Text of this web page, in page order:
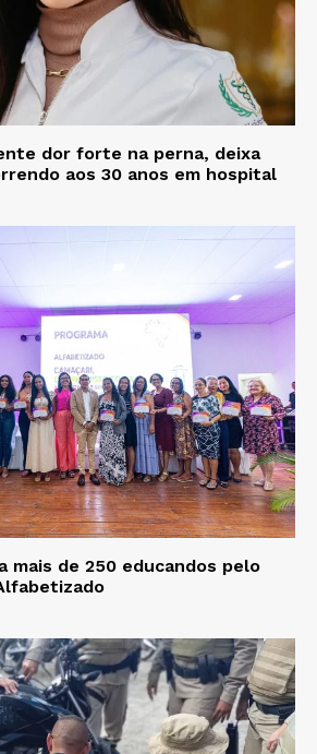
dor forte na perna, deixa
aos 30 anos em hospital
mais de 250 educandos pelo